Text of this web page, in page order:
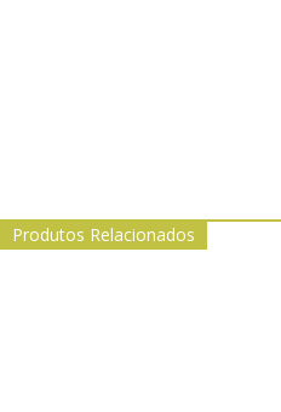
Produtos Relacionados